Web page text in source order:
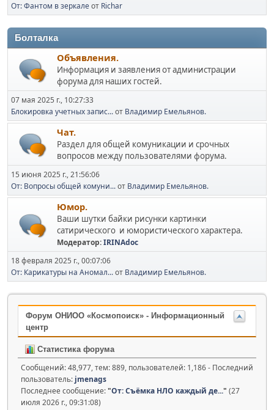
От: Фантом в зеркалеот Richar
Болталка
Объявления.
Информация и заявления от администрации
форума для наших гостей.
07 мая 2025 г., 10:27:33
Блокировка учетных запис...от Владимир Емельянов.
Чат.
Раздел для общей комуникации и срочных
вопросов между пользователями форума.
15 июня 2025 г., 21:56:06
От: Вопросы общей комуни...от Владимир Емельянов.
Юмор.
Ваши шутки байки рисунки картинки
сатирического и юмористического характера.
Модератор:IRINAdoc
18 февраля 2025 г., 00:07:06
От: Карикатуры на Аномал...от Владимир Емельянов.
Форум ОНИОО «Космопоиск» - Информационный
центр
Статистика форума
Сообщений: 48,977, тем: 889, пользователей: 1,186 - Последний
пользователь: jmenags
Последнее сообщение:"От: Съёмка НЛО каждый де..." (27
июля 2026 г., 09:31:08)